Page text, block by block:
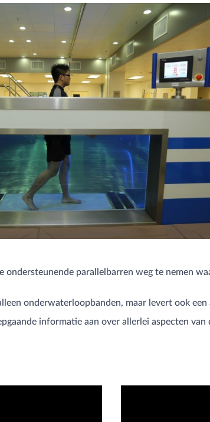
ondersteunende parallelbarren weg te nemen
onderwaterloopbanden, maar levert ook
informatie aan over allerlei aspecten